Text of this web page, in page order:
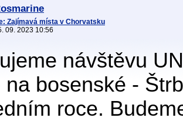
Zajímavá místa v Chorvatsku
09. 2023 10:56
návštěvu
na bosenské -
roce.